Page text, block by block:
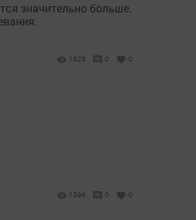
значительно больше.
1623 0 0
1396 0 0